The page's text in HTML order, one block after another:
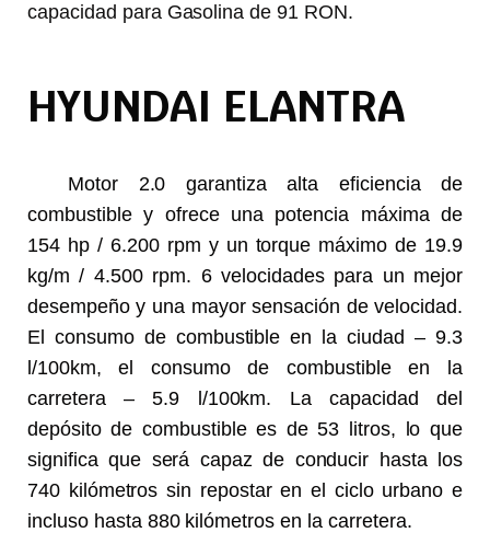
capacidad para Gasolina de 91 RON.
HYUNDAI ELANTRA
Motor 2.0 garantiza alta eficiencia de
combustible y ofrece una potencia máxima de
154 hp ​​/ 6.200 rpm y un torque máximo de 19.9
kg/m / 4.500 rpm. 6 velocidades para un mejor
desempeño y una mayor sensación de velocidad.
El consumo de combustible en la ciudad – 9.3
l/100km, el consumo de combustible en la
carretera – 5.9 l/100km. La capacidad del
depósito de combustible es de 53 litros, lo que
significa que será capaz de conducir hasta los
740 kilómetros sin repostar en el ciclo urbano e
incluso hasta 880 kilómetros en la carretera.